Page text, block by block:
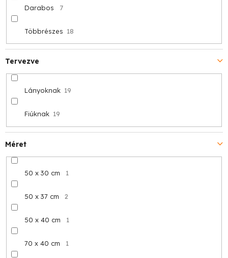
Méret
50 x 30 cm 1
50 x 37 cm 2
50 x 40 cm 1
70 x 40 cm 1
Darabos 7
Többrészes 18
Tervezve
Lányoknak 19
Fiúknak 19